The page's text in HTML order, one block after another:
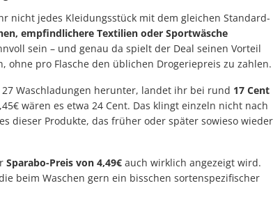
nicht jedes Kleidungsstück mit dem gleichen Standard-
empfindlichere Textilien oder Sportwäsche
sein – und genau da spielt der Deal seinen Vorteil
ohne pro Flasche den üblichen Drogeriepreis zu zahlen.
Waschladungen herunter, landet ihr bei rund 17 Cent
wären es etwa 24 Cent. Das klingt einzeln nicht nach
dieser Produkte, das früher oder später sowieso wieder
Sparabo-Preis von 4,49€ auch wirklich angezeigt wird.
beim Waschen gern ein bisschen sortenspezifischer